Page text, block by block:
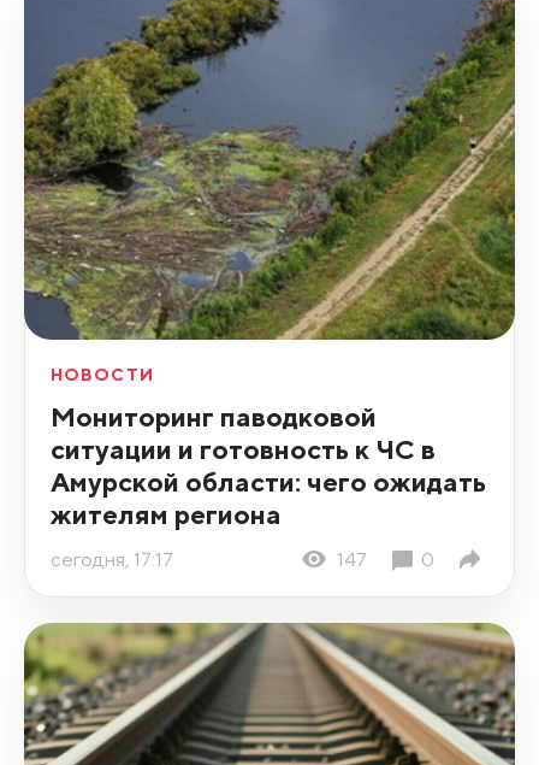
НОВОСТИ
Мониторинг паводковой
ситуации и готовность к ЧС в
Амурской области: чего ожидать
жителям региона
сегодня, 17:17 147 0